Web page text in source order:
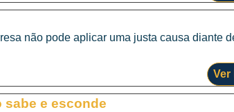
não pode aplicar uma justa causa diante
Ver
sabe e esconde